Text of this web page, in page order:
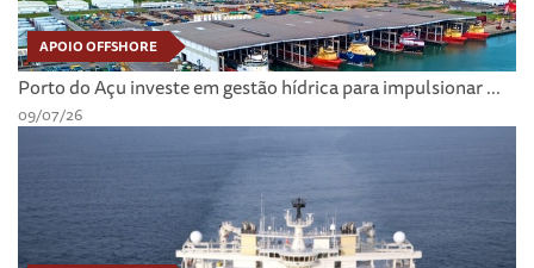
APOIO OFFSHORE
Porto do Açu investe em gestão hídrica para impulsionar ...
09/07/26